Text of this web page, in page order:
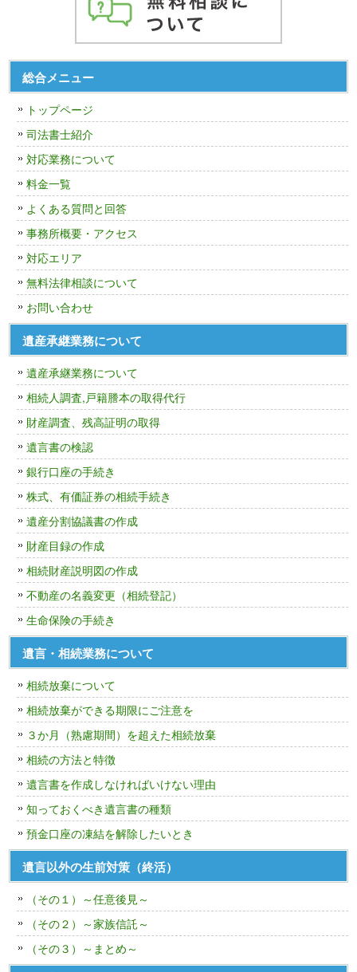
総合メニュー
トップページ
司法書士紹介
対応業務について
料金一覧
よくある質問と回答
事務所概要・アクセス
対応エリア
無料法律相談について
お問い合わせ
遺産承継業務について
遺産承継業務について
相続人調査,戸籍謄本の取得代行
財産調査、残高証明の取得
遺言書の検認
銀行口座の手続き
株式、有価証券の相続手続き
遺産分割協議書の作成
財産目録の作成
相続財産説明図の作成
不動産の名義変更（相続登記）
生命保険の手続き
遺言・相続業務について
相続放棄について
相続放棄ができる期限にご注意を
３か月（熟慮期間）を超えた相続放棄
相続の方法と特徴
遺言書を作成しなければいけない理由
知っておくべき遺言書の種類
預金口座の凍結を解除したいとき
遺言以外の生前対策（終活）
（その１）～任意後見～
（その２）～家族信託～
（その３）～まとめ～